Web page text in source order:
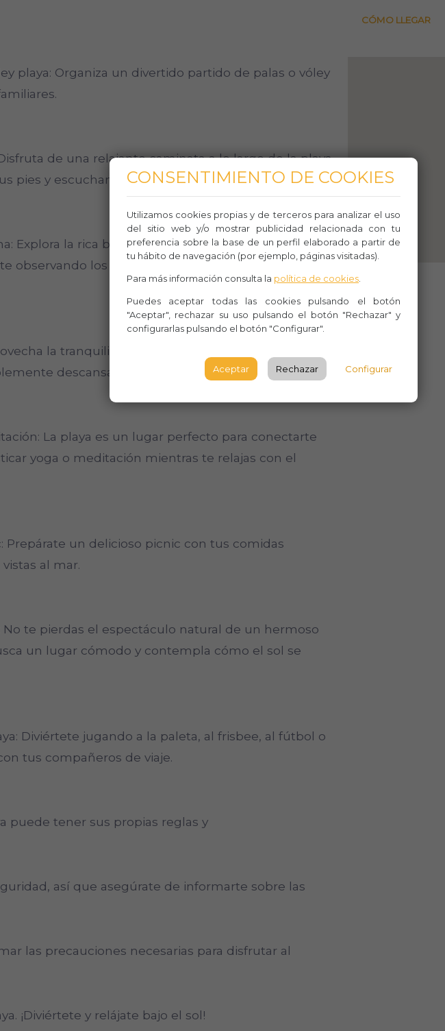
playa: Organiza un divertido partido de palas o vóley
de una relajante caminata a lo largo de la playa,
pies y escuchando el suave sonido de las olas.
Explora la rica biodiversidad marina al hacer
observando los peces y las criaturas marinas en las
la tranquilidad de la playa para leer un libro,
descansar y desconectar.
La playa es un lugar perfecto para conectarte
yoga o meditación mientras te relajas con el
Prepárate un delicioso picnic con tus comidas
al mar.
No te pierdas el espectáculo natural de un hermoso
un lugar cómodo y contempla cómo el sol se
Diviértete jugando a la paleta, al frisbee, al fútbol o
tus compañeros de viaje.
puede tener sus propias reglas y
así que asegúrate de informarte sobre las
las precauciones necesarias para disfrutar al
¡Diviértete y relájate bajo el sol!
CÓMO LLEGAR
CONSENTIMIENTO DE COOKIES
Utilizamos cookies propias y de terceros para analizar el uso
del sitio web y/o mostrar publicidad relacionada con tu
preferencia sobre la base de un perfil elaborado a partir de
tu hábito de navegación (por ejemplo, páginas visitadas).
Para más información consulta la política de cookies
Puedes aceptar todas las cookies pulsando el botón
"Aceptar", rechazar su uso pulsando el botón "Rechazar" y
configurarlas pulsando el botón "Configurar".
Aceptar Rechazar Configurar